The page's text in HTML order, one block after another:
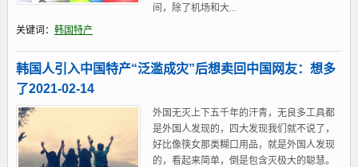
间，除了机场和大...
关键词： 韩国特产
韩国人引入中国特产“泛滥成灾”后想卖回中国网友：想多
了2021-02-14
外国无灭上下五千年的汗青，无良多工具都
是外国人发现的，四大发现我们就不说了，
好比像筷女那类糊口用品，就是外国人发现
的，看起来简单，倒是包含灭极大的聪慧。